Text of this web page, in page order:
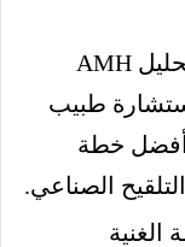
إذا أظهر تحليل AMH
طبيب
خطة
الصناعي.
الغنية